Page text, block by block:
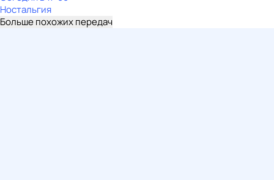
Ностальгия
Больше похожих передач